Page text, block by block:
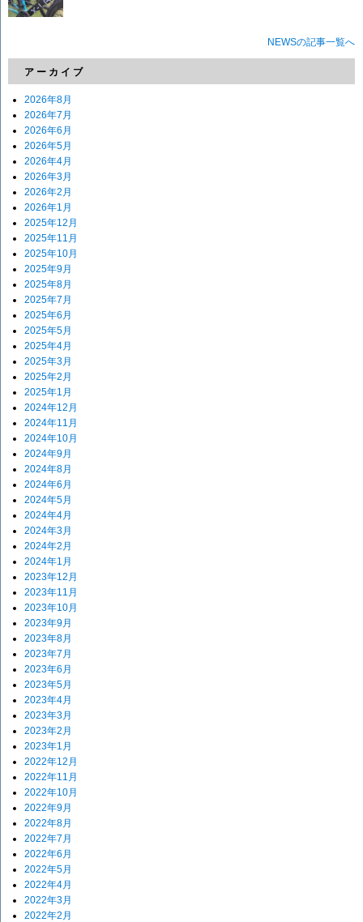
NEWSの記事一覧へ
アーカイブ
2026年8月
2026年7月
2026年6月
2026年5月
2026年4月
2026年3月
2026年2月
2026年1月
2025年12月
2025年11月
2025年10月
2025年9月
2025年8月
2025年7月
2025年6月
2025年5月
2025年4月
2025年3月
2025年2月
2025年1月
2024年12月
2024年11月
2024年10月
2024年9月
2024年8月
2024年6月
2024年5月
2024年4月
2024年3月
2024年2月
2024年1月
2023年12月
2023年11月
2023年10月
2023年9月
2023年8月
2023年7月
2023年6月
2023年5月
2023年4月
2023年3月
2023年2月
2023年1月
2022年12月
2022年11月
2022年10月
2022年9月
2022年8月
2022年7月
2022年6月
2022年5月
2022年4月
2022年3月
2022年2月